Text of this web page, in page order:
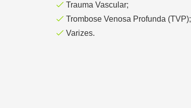
Trauma Vascular;
Trombose Venosa Profunda (TVP);
Varizes.